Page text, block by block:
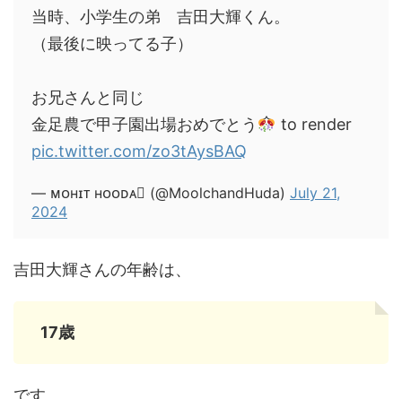
当時、小学生の弟 吉田大輝くん。
（最後に映ってる子）
お兄さんと同じ
金足農で甲子園出場おめでとう
to render
pic.twitter.com/zo3tAysBAQ
— ᴍᴏʜɪᴛ ʜᴏᴏᴅᴀ (@MoolchandHuda) July 21,
2024
吉田大輝さんの年齢は、
17歳
です。